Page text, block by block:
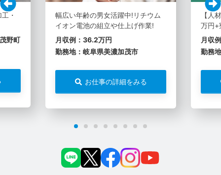
・
野町
幅広い年齢の男女活躍中!リチウム
イオン電池の組立や仕上げ作業!
月収例：36.2万円
勤務地：岐阜県美濃加茂市
お仕事の詳細をみる
【人
万円+
月収
勤務